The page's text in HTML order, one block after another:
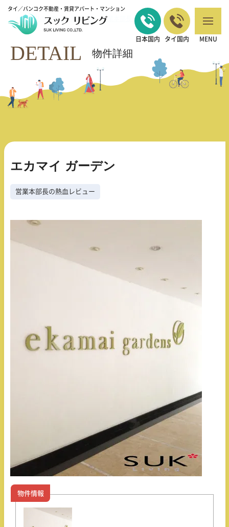
タイ／バンコク不動産・賃貸アパート・マンション
日本国内 タイ国内 MENU
バンコクの不動産・賃貸 TOP >営業本部長の熱血レビュー>エカマイ ガー
デン
DETAIL 物件詳細
エカマイ ガーデン
営業本部長の熱血レビュー
物件情報